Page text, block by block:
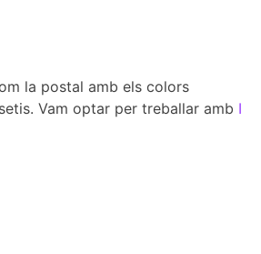
la postal amb els colors
Vam optar per treballar amb I